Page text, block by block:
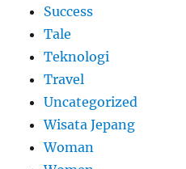
Success
Tale
Teknologi
Travel
Uncategorized
Wisata Jepang
Woman